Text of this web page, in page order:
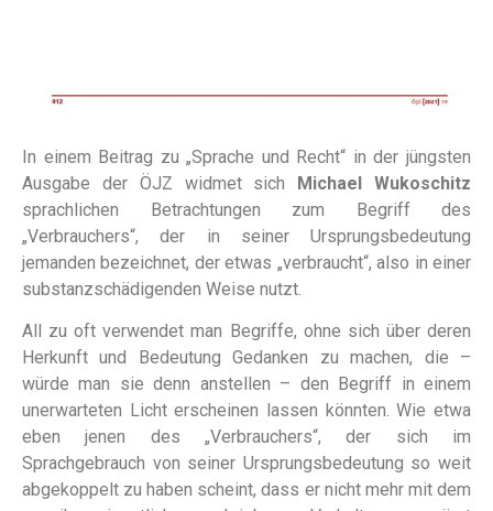
In einem Beitrag zu „Sprache und Recht“ in der jüngsten
Ausgabe der ÖJZ widmet sich Michael Wukoschitz
sprachlichen Betrachtungen zum Begriff des
„Verbrauchers“, der in seiner Ursprungsbedeutung
jemanden bezeichnet, der etwas „verbraucht“, also in einer
substanzschädigenden Weise nutzt.
All zu oft verwendet man Begriffe, ohne sich über deren
Herkunft und Bedeutung Gedanken zu machen, die –
würde man sie denn anstellen – den Begriff in einem
unerwarteten Licht erscheinen lassen könnten. Wie etwa
eben jenen des „Verbrauchers“, der sich im
Sprachgebrauch von seiner Ursprungsbedeutung so weit
abgekoppelt zu haben scheint, dass er nicht mehr mit dem